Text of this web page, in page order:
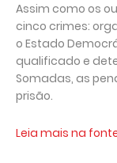
Assim como os
cinco crimes:
o Estado
qualificado e
Somadas, as
prisão.
Leia mais na